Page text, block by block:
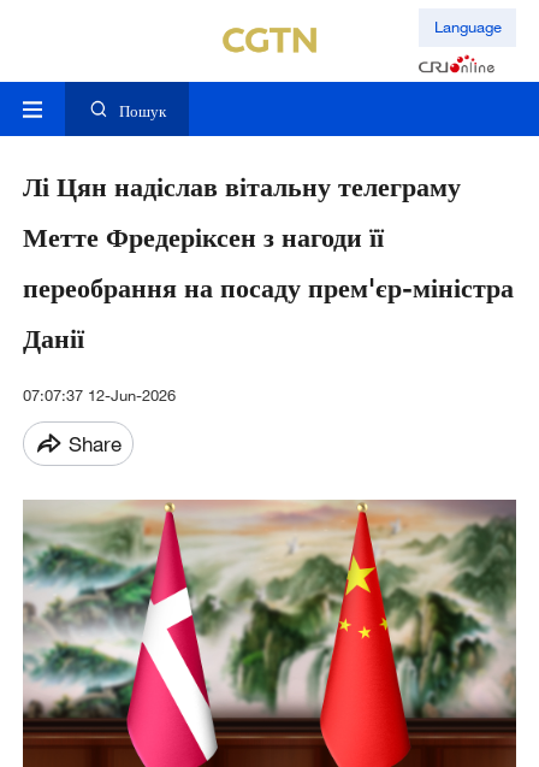
Language
Пошук
Лі Цян надіслав вітальну телеграму
Метте Фредеріксен з нагоди її
переобрання на посаду прем'єр-міністра
Данії
07:07:37 12-Jun-2026
Share